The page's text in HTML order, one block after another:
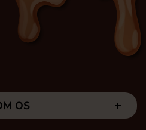
OS